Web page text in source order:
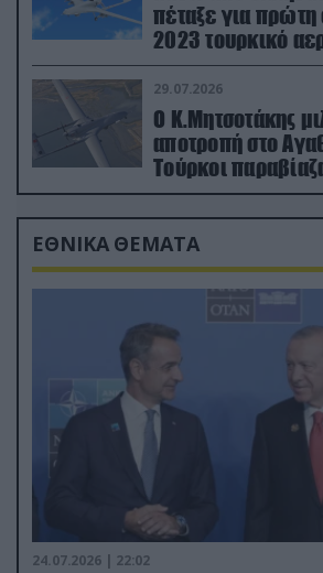
πέταξε για
2023 τουρκικό
29.07.2026
Ο Κ.Μητσοτάκης
αποτροπή στο
Τούρκοι
drone
ΕΘΝΙΚΑ ΘΕΜΑΤΑ
24.07.2026 | 22:02